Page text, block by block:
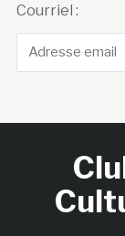
Courriel :